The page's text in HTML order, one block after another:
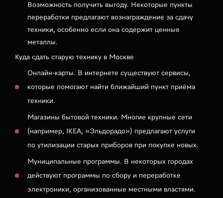
Возможность получить выгоду. Некоторые пункты
переработки предлагают вознаграждение за сдачу
техники, особенно если она содержит ценные
металлы.
Куда сдать старую технику в Москве
Онлайн-карты. В интернете существуют сервисы,
которые помогают найти ближайший пункт приёма
техники.
Магазины бытовой техники. Многие крупные сети
(например, IKEA, «Эльдорадо») предлагают услуги
по утилизации старых приборов при покупке новых.
Муниципальные программы. В некоторых городах
действуют программы по сбору и переработке
электроники, организованные местными властями.